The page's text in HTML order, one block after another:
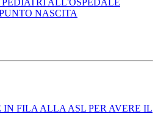
ALL'OSPEDALE
NASCITA
FILA ALLA ASL PER AVERE IL